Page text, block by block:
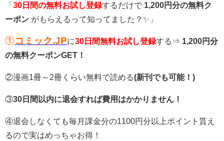
「 30日間の無料お試し登録するだけで 1,200円分の無料ク
ーポン がもらえるって知ってました？✨」
①コミック.JPに30日間無料お試し登録する⇒ 1,200円分
の無料クーポンGET！
②漫画1冊～2冊くらい無料で読める(新刊でも可能！)
③30日間以内に退会すれば費用はかかりません！
④退会しなくても毎月課金分の1100円分以上ポイント貰え
るので実はめっちゃお得！